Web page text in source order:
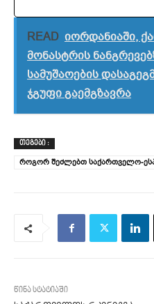
READ იორდანიაში,
მონასტრის
სამუშაოების
ჯგუფი გაემგზავრა
ᲗᲔᲒᲔᲑᲘ :
როგორ შეძლებთ საქართველო-
წინა სტატიაში